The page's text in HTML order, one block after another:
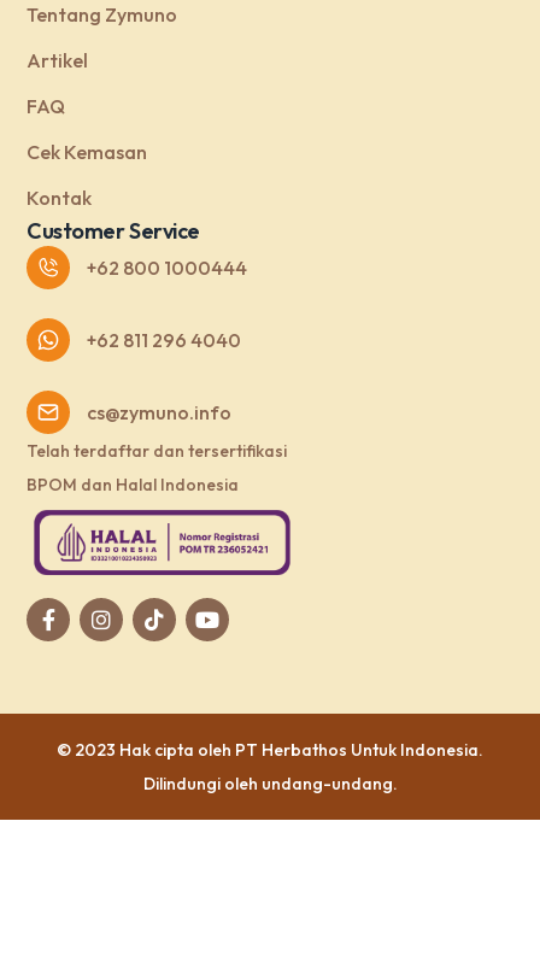
Tentang Zymuno
Artikel
FAQ
Cek Kemasan
Kontak
Customer Service
+62 800 1000444
+62 811 296 4040
cs@zymuno.info
Telah terdaftar dan tersertifikasi
BPOM dan Halal Indonesia
© 2023 Hak cipta oleh PT Herbathos Untuk Indonesia.
Dilindungi oleh undang-undang.